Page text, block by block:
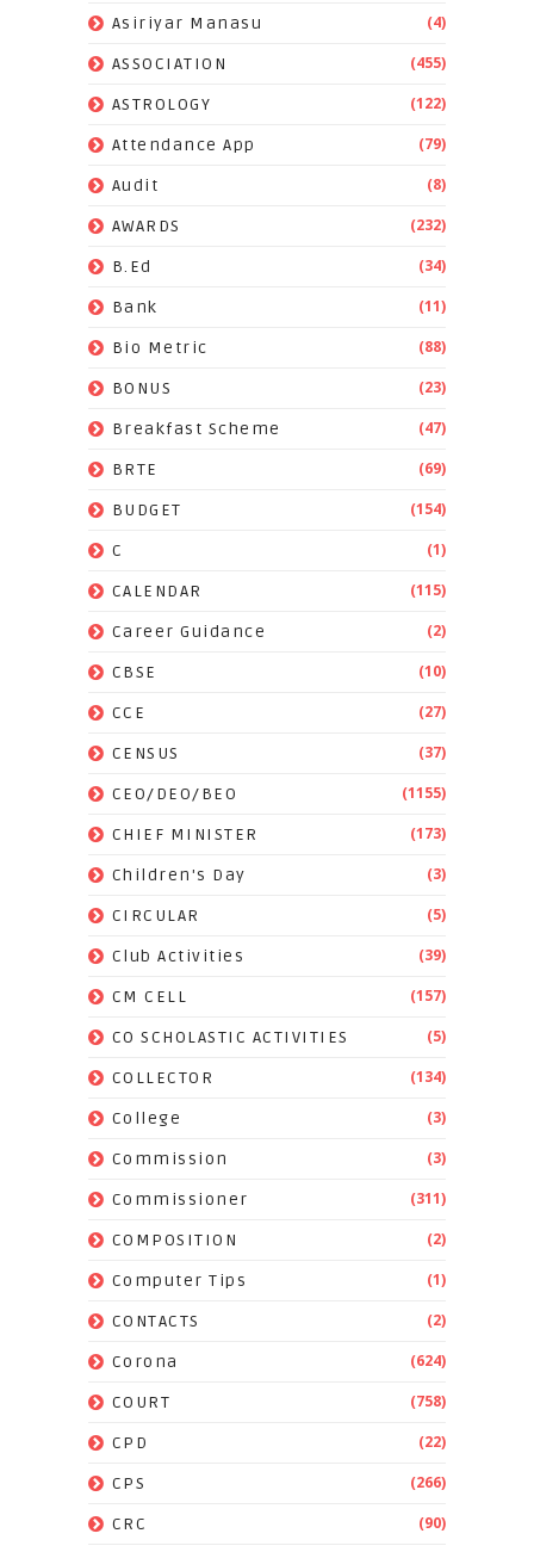
Asiriyar Manasu (4)
ASSOCIATION (455)
ASTROLOGY (122)
Attendance App (79)
Audit (8)
AWARDS (232)
B.Ed (34)
Bank (11)
Bio Metric (88)
BONUS (23)
Breakfast Scheme (47)
BRTE (69)
BUDGET (154)
C (1)
CALENDAR (115)
Career Guidance (2)
CBSE (10)
CCE (27)
CENSUS (37)
CEO/DEO/BEO (1155)
CHIEF MINISTER (173)
Children's Day (3)
CIRCULAR (5)
Club Activities (39)
CM CELL (157)
CO SCHOLASTIC ACTIVITIES (5)
COLLECTOR (134)
College (3)
Commission (3)
Commissioner (311)
COMPOSITION (2)
Computer Tips (1)
CONTACTS (2)
Corona (624)
COURT (758)
CPD (22)
CPS (266)
CRC (90)